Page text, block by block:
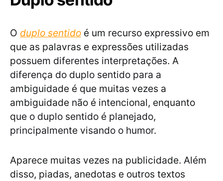
O duplo sentido é um recurso expressivo em
que as palavras e expressões utilizadas
possuem diferentes interpretações. A
diferença do duplo sentido para a
ambiguidade é que muitas vezes a
ambiguidade não é intencional, enquanto
que o duplo sentido é planejado,
principalmente visando o humor.
Aparece muitas vezes na publicidade. Além
disso, piadas, anedotas e outros textos